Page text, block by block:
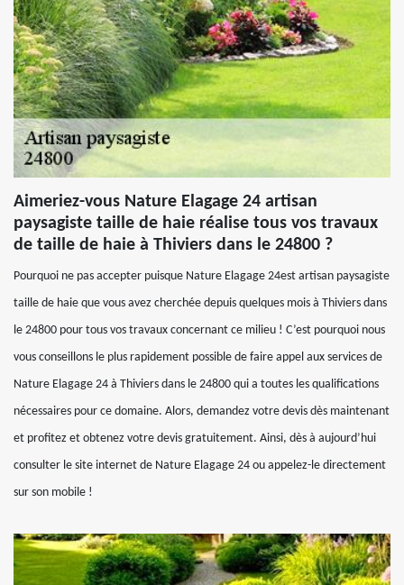
Aimeriez-vous Nature Elagage 24 artisan
paysagiste taille de haie réalise tous vos travaux
de taille de haie à Thiviers dans le 24800 ?
Pourquoi ne pas accepter puisque Nature Elagage 24est artisan paysagiste
taille de haie que vous avez cherchée depuis quelques mois à Thiviers dans
le 24800 pour tous vos travaux concernant ce milieu ! C’est pourquoi nous
vous conseillons le plus rapidement possible de faire appel aux services de
Nature Elagage 24 à Thiviers dans le 24800 qui a toutes les qualifications
nécessaires pour ce domaine. Alors, demandez votre devis dès maintenant
et profitez et obtenez votre devis gratuitement. Ainsi, dès à aujourd’hui
consulter le site internet de Nature Elagage 24 ou appelez-le directement
sur son mobile !